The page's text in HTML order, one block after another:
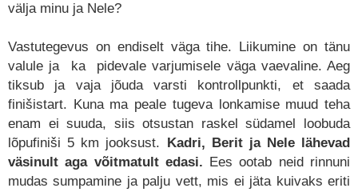
välja minu ja Nele?
Vastutegevus on endiselt väga tihe. Liikumine on tänu
valule ja ka pidevale varjumisele väga vaevaline. Aeg
tiksub ja vaja jõuda varsti kontrollpunkti, et saada
finišistart. Kuna ma peale tugeva lonkamise muud teha
enam ei suuda, siis otsustan raskel südamel loobuda
lõpufiniši 5 km jooksust. Kadri, Berit ja Nele lähevad
väsinult aga võitmatult edasi. Ees ootab neid rinnuni
mudas sumpamine ja palju vett, mis ei jäta kuivaks eriti